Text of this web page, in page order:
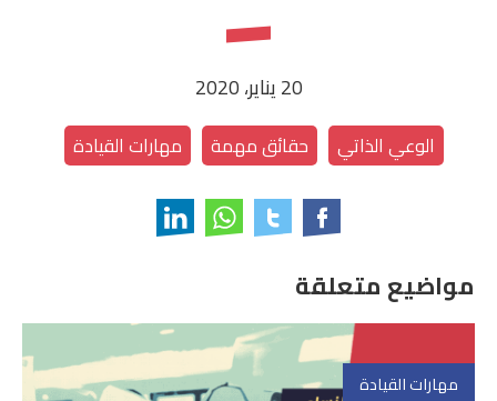
20 يناير، 2020
الوعي الذاتي حقائق مهمة مهارات القيادة
مواضيع متعلقة
مهارات القيادة